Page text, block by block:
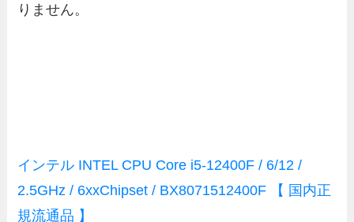
りません。
インテル INTEL CPU Core i5-12400F / 6/12 /
2.5GHz / 6xxChipset / BX8071512400F 【 国内正
規流通品 】